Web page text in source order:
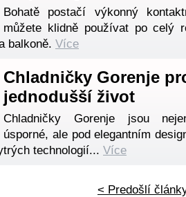
Bohatě postačí výkonný
můžete klidně používat po celý
balkoně. Více
Chladničky Gorenje
jednodušší život
Chladničky Gorenje jsou
úsporné, ale pod elegantním
technologií... Více
< Predošlí